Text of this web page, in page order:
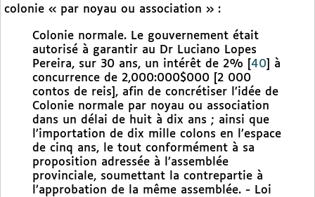
colonie « par noyau ou association » :
Colonie normale. Le gouvernement était
autorisé à garantir au Dr Luciano Lopes
Pereira, sur 30 ans, un intérêt de 2%
40
à
concurrence de 2,000:000$000 [2 000
contos de reis], afin de concrétiser l’idée de
Colonie normale par noyau ou association
dans un délai de huit à dix ans ; ainsi que
l’importation de dix mille colons en l’espace
de cinq ans, le tout conformément à sa
proposition adressée à l’assemblée
provinciale, soumettant la contrepartie à
l’approbation de la même assemblée. - Loi